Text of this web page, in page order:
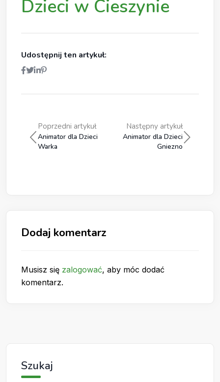
Dzieci w Cieszynie
Udostępnij ten artykuł:
Poprzedni artykuł
Animator dla Dzieci
Warka
Następny artykuł
Animator dla Dzieci
Gniezno
Dodaj komentarz
Musisz się zalogować, aby móc dodać
komentarz.
Szukaj